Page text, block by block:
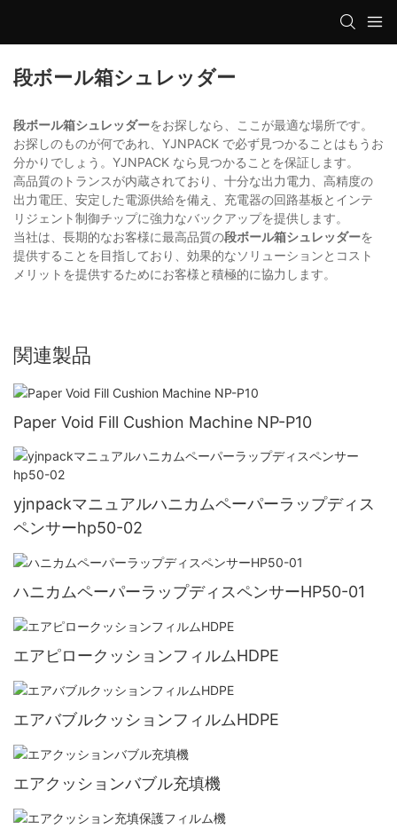
段ボール箱シュレッダー
段ボール箱シュレッダーをお探しなら、ここが最適な場所です。
お探しのものが何であれ、YJNPACK で必ず見つかることはもうお
分かりでしょう。YJNPACK なら見つかることを保証します。
高品質のトランスが内蔵されており、十分な出力電力、高精度の
出力電圧、安定した電源供給を備え、充電器の回路基板とインテ
リジェント制御チップに強力なバックアップを提供します。
当社は、長期的なお客様に最高品質の段ボール箱シュレッダーを
提供することを目指しており、効果的なソリューションとコスト
メリットを提供するためにお客様と積極的に協力します。
関連製品
Paper Void Fill Cushion Machine NP-P10
yjnpackマニュアルハニカムペーパーラップディス
ペンサーhp50-02
ハニカムペーパーラップディスペンサーHP50-01
エアピロークッションフィルムHDPE
エアバブルクッションフィルムHDPE
エアクッションバブル充填機